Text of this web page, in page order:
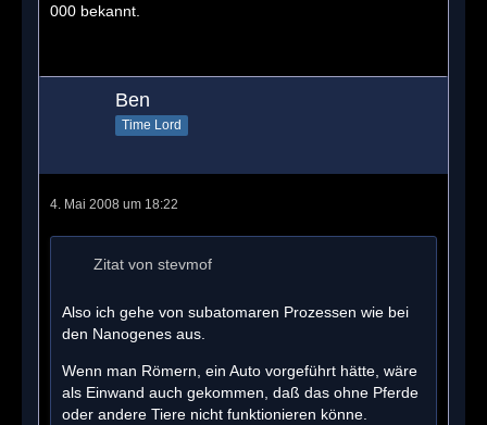
000 bekannt.
Ben
Time Lord
4. Mai 2008 um 18:22
Zitat von stevmof
Also ich gehe von subatomaren Prozessen wie bei
den Nanogenes aus.
Wenn man Römern, ein Auto vorgeführt hätte, wäre
als Einwand auch gekommen, daß das ohne Pferde
oder andere Tiere nicht funktionieren könne.